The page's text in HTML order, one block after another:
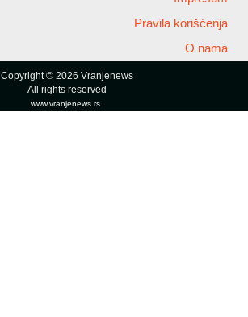
Pravila korišćenja
O nama
Copyright © 2026 Vranjenews
All rights reserved
www.vranjenews.rs